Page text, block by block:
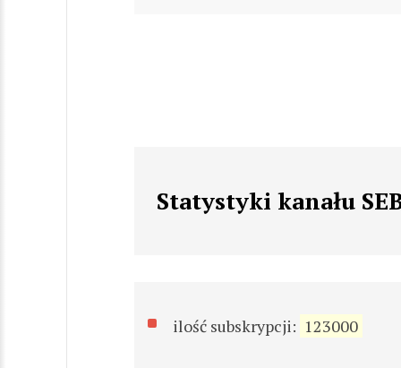
Statystyki kanału
ilość subskrypcji: 123000